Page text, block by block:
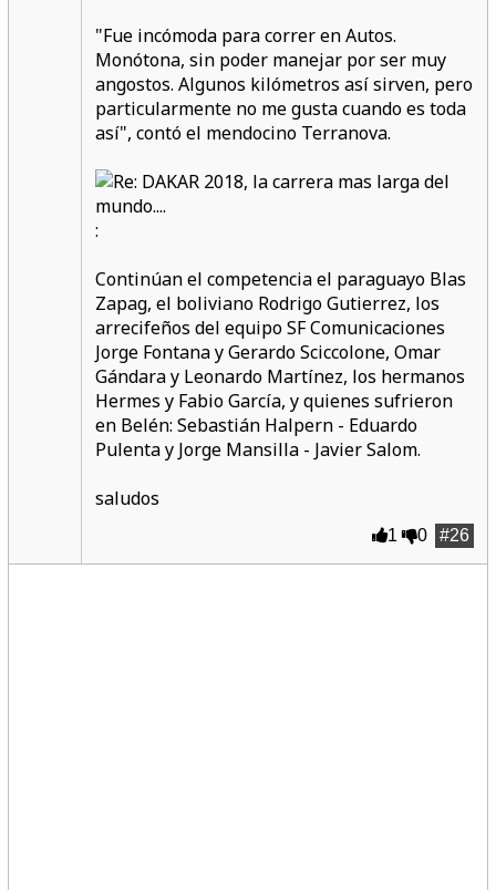
"Fue incómoda para correr en Autos.
Monótona, sin poder manejar por ser muy
angostos. Algunos kilómetros así sirven, pero
particularmente no me gusta cuando es toda
así", contó el mendocino Terranova.
:
Continúan el competencia el paraguayo Blas
Zapag, el boliviano Rodrigo Gutierrez, los
arrecifeños del equipo SF Comunicaciones
Jorge Fontana y Gerardo Sciccolone, Omar
Gándara y Leonardo Martínez, los hermanos
Hermes y Fabio García, y quienes sufrieron
en Belén: Sebastián Halpern - Eduardo
Pulenta y Jorge Mansilla - Javier Salom.
saludos
#26
1 0